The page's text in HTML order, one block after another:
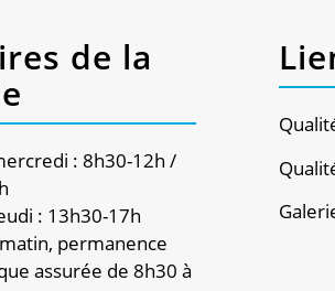
de la
: 8h30-12h /
: 13h30-17h
permanence
assurée de 8h30 à